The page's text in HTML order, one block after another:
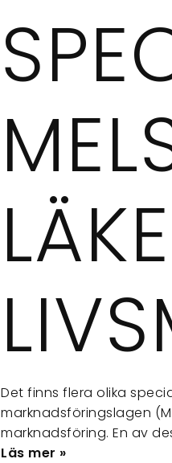
Det finns flera olika
marknadsföringslagen
marknadsföring. En av
Läs mer »